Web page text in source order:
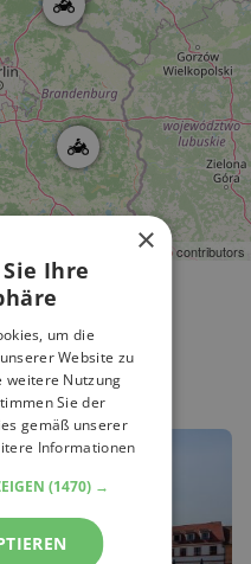
OpenStreetMapcontributors
in der
×
Ihre
um die
Website zu
weitere Nutzung
Sie der
gemäß unserer
Informationen
(1470) →